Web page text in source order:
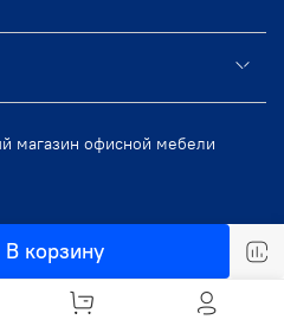
В корзину
магазин офисной мебели